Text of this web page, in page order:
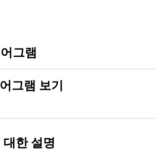
그램
그램 보기
대한 설명